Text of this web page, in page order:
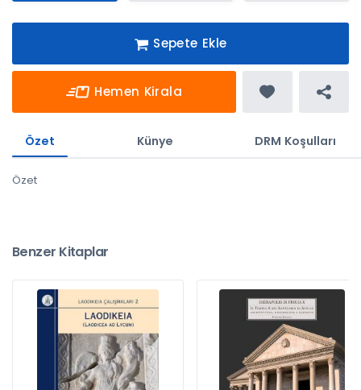
Sepete Ekle
Hemen Kirala
Özet Künye DRM Koşulları
Özet
Benzer Kitaplar